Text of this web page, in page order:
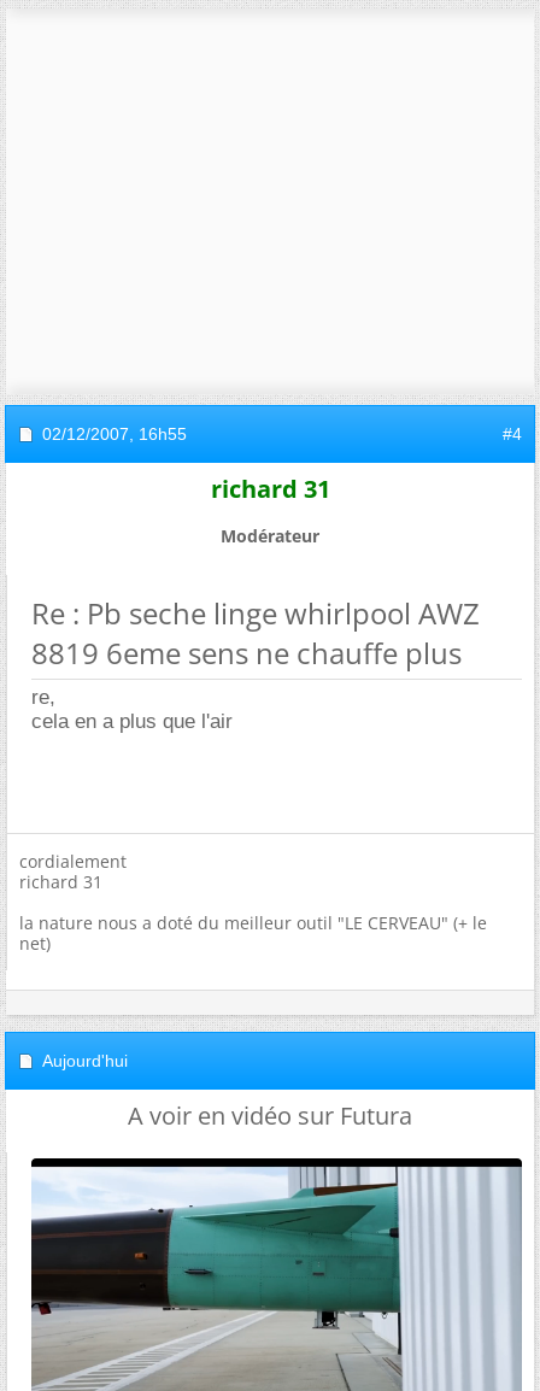
02/12/2007, 16h55 #4
richard 31
Modérateur
Re : Pb seche linge whirlpool AWZ
8819 6eme sens ne chauffe plus
re,
cela en a plus que l'air
cordialement
richard 31
la nature nous a doté du meilleur outil "LE CERVEAU" (+ le
net)
Aujourd'hui
A voir en vidéo sur Futura